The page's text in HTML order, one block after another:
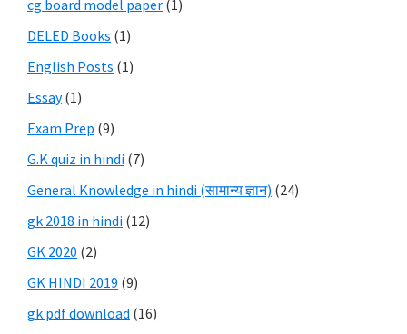
cg board model paper (1)
DELED Books (1)
English Posts (1)
Essay(1)
Exam Prep (9)
G.K quiz in hindi (7)
General Knowledge in hindi (सामान्य ज्ञान) (24)
gk 2018 in hindi (12)
GK 2020 (2)
GK HINDI 2019 (9)
gk pdf download (16)